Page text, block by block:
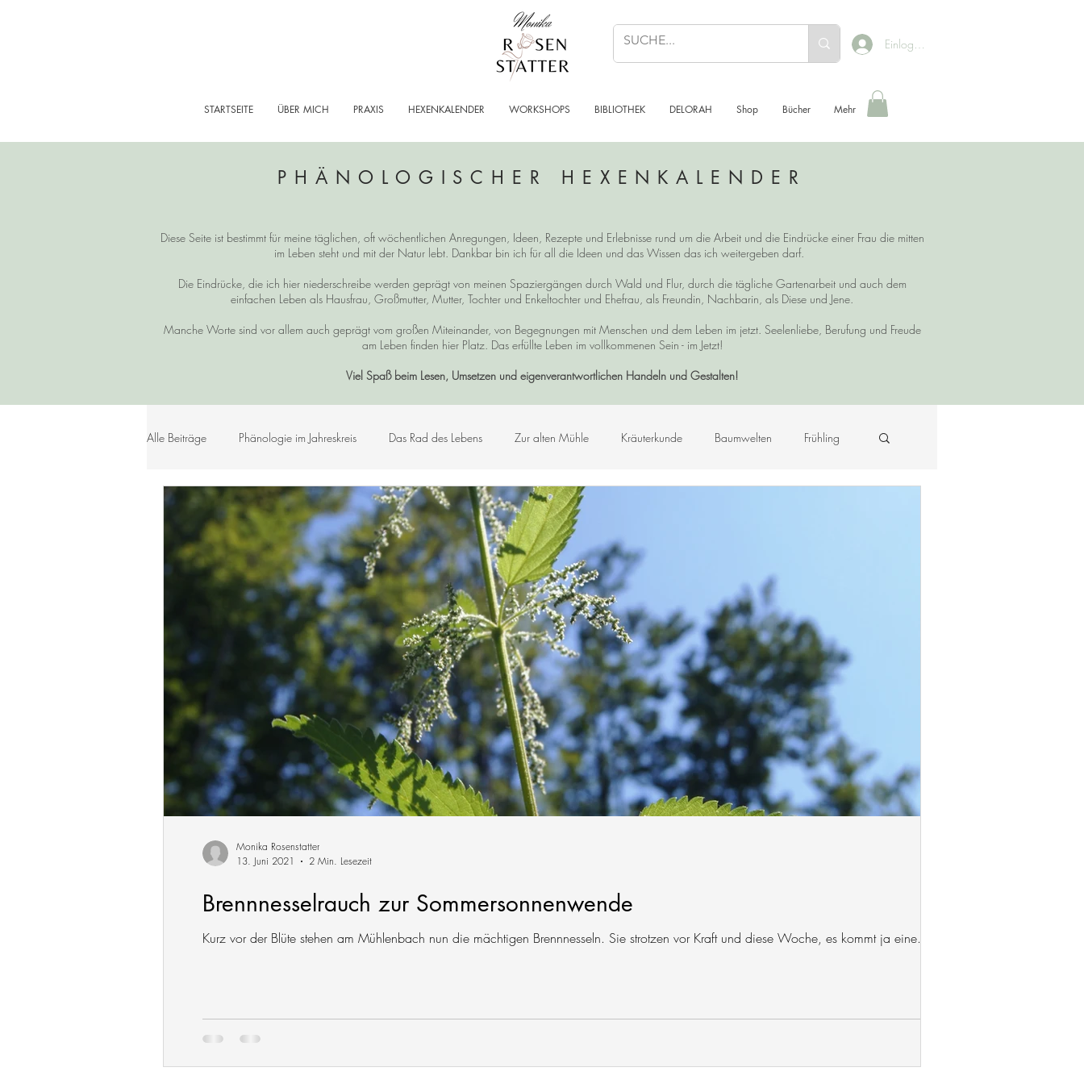
Einloggen
STARTSEITE ÜBER MICH PRAXIS HEXENKALENDER WORKSHOPS BIBLIOTHEK DELORAH Shop Bücher Mehr
PHÄNOLOGISCHER HEXENKALENDER
Diese Seite ist bestimmt für meine täglichen, oft wöchentlichen Anregungen, Ideen, Rezepte und Erlebnisse rund um die Arbeit und die Eindrücke einer Frau die mitten
im Leben steht und mit der Natur lebt. Dankbar bin ich für all die Ideen und das Wissen das ich weitergeben darf.
Die Eindrücke, die ich hier niederschreibe werden geprägt von meinen Spaziergängen durch Wald und Flur, durch die tägliche Gartenarbeit und auch dem
einfachen Leben als Hausfrau, Großmutter, Mutter, Tochter und Enkeltochter und Ehefrau, als Freundin, Nachbarin, als Diese und Jene.
Manche Worte sind vor allem auch geprägt vom großen Miteinander, von Begegnungen mit Menschen und dem Leben im jetzt. Seelenliebe, Berufung und Freude
am Leben finden hier Platz. Das erfüllte Leben im vollkommenen Sein - im Jetzt!
Viel Spaß beim Lesen, Umsetzen und eigenverantwortlichen Handeln und Gestalten!
Alle Beiträge Phänologie im Jahreskreis Das Rad des Lebens Zur alten Mühle Kräuterkunde Baumwelten Frühling
Sommer Herbst Winter Log-Buch Garten Wald Sternenzeit
Lebensleichte Ernährung Naturkosmetik Chakralehre Angelart - Engelwelt Kabbalah
Bastelideen Kunst-Hand-Werk Rat der 13 Großmütter Adventkalender 2021 Hildegard von Bingen
Geschichtenkiste Gedichte, Sprüche und Zitate
Brennnesselrauch zur Sommersonnenwende
Kurz vor der Blüte stehen am Mühlenbach nun die mächtigen Brennnesseln. Sie strotzen vor Kraft und diese Woche, es kommt ja eine...
Monika Rosenstatter
13. Juni 2021
2 Min. Lesezeit